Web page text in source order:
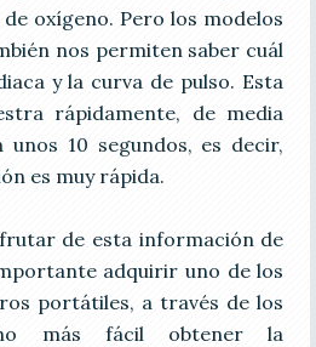
oxígeno. Pero los modelos
nos permiten saber cuál
y la curva de pulso. Esta
rápidamente, de media
10 segundos, es decir,
es muy rápida.
de esta información de
adquirir uno de los
portátiles, a través de los
más fácil obtener la